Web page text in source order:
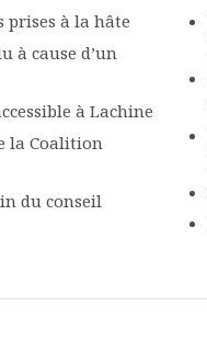
prises à la hâte
à cause d’un
à Lachine
la Coalition
du conseil